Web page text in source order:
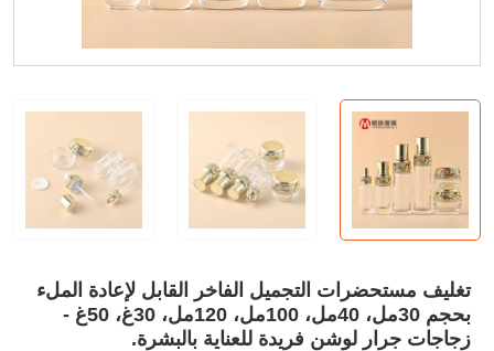
تغليف مستحضرات التجميل الفاخر القابل لإعادة الملء
بحجم 30مل، 40مل، 100مل، 120مل، 30غ، 50غ -
زجاجات جرار لوشن فريدة للعناية بالبشرة.